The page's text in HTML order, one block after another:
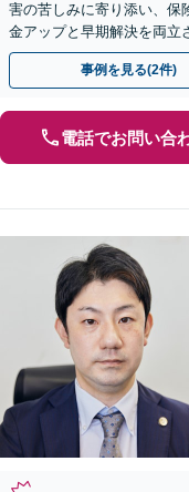
害の苦しみに寄り添い、保
金アップと早期解決を両立
間や休日相談可】
事例を見る(2件)
電話でお問い合